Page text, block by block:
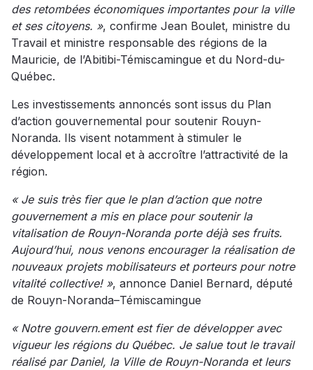
des retombées économiques importantes pour la ville
et ses citoyens. », confirme Jean Boulet, ministre du
Travail et ministre responsable des régions de la
Mauricie, de l’Abitibi-Témiscamingue et du Nord-du-
Québec.
Les investissements annoncés sont issus du Plan
d’action gouvernemental pour soutenir Rouyn-
Noranda. Ils visent notamment à stimuler le
développement local et à accroître l’attractivité de la
région.
« Je suis très fier que le plan d’action que notre
gouvernement a mis en place pour soutenir la
vitalisation de Rouyn-Noranda porte déjà ses fruits.
Aujourd’hui, nous venons encourager la réalisation de
nouveaux projets mobilisateurs et porteurs pour notre
vitalité collective! », annonce Daniel Bernard, député
de Rouyn-Noranda–Témiscamingue
« Notre gouvern.ement est fier de développer avec
vigueur les régions du Québec. Je salue tout le travail
réalisé par Daniel, la Ville de Rouyn-Noranda et leurs